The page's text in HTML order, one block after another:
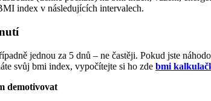
index v následujících intervalech.
jednou za 5 dnů – ne častěji. Pokud jste
svůj bmi index, vypočítejte si ho zde bmi
demotivovat